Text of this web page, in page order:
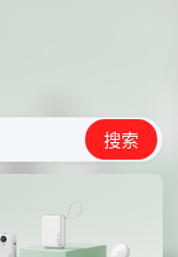
搜索
搜索